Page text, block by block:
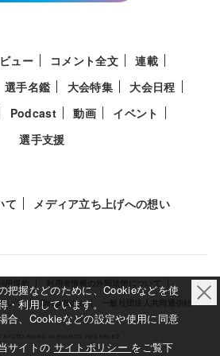
ュー コメント全文
連載
選手名鑑 大会特集
大会日程
Podcast 動画
イベント
選手支援
て メディア立ち上げへの想い
利用規約
いて
Deep Edge 一般社団法人共同通信社
KYODO NEWS All RIGHTS RESERVED.
把握などのために、Cookieなどを使
利用しています。
合、Cookieなどの設定や使用に同意
サイトの サイトポリシー をご覧下